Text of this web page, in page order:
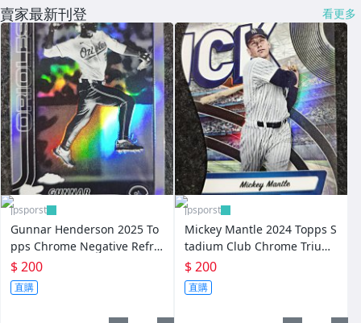
賣家最新刊登 看更多
jpsporst
Gunnar Henderson 2025 To
pps Chrome Negative Refra
ctor #213
$ 200
直購
jpsporst
Mickey Mantle 2024 Topps S
tadium Club Chrome Triumv
irates The Mick DieCut TVN-
10
$ 200
直購